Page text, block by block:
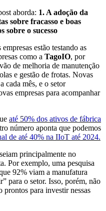
aborda: 1. A adoção da
sobre fracasso e boas
sobre o sucesso
estão testando as
como a TagoIO, por
de melhoria de manutenção
e gestão de frotas. Novas
cada mês, e o setor
empresas para acompanhar
até 50% dos ativos de fábrica
número aponta que podemos
de até 40% na IIoT até 2024.
principalmente no
Por exemplo, uma pesquisa
92% viam a manufatura
para o setor. Isso, porém, não
prontos para investir nessas